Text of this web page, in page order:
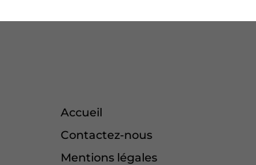
Accueil
Contactez-nous
Mentions légales